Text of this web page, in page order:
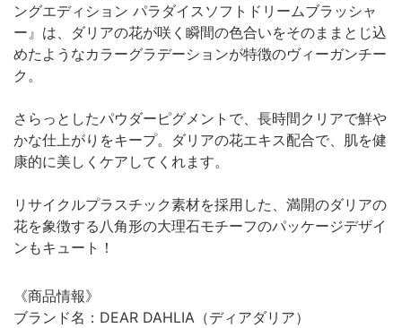
ングエディション パラダイスソフトドリームブラッシャ
ー』は、ダリアの花が咲く瞬間の色合いをそのままとじ込
めたようなカラーグラデーションが特徴のヴィーガンチー
ク。
さらっとしたパウダーピグメントで、長時間クリアで鮮や
かな仕上がりをキープ。ダリアの花エキス配合で、肌を健
康的に美しくケアしてくれます。
リサイクルプラスチック素材を採用した、満開のダリアの
花を象徴する八角形の大理石モチーフのパッケージデザイ
ンもキュート！
《商品情報》
ブランド名：DEAR DAHLIA（ディアダリア）